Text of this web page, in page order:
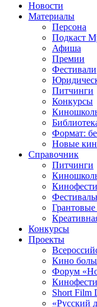
Новости
Материалы
Персона
Подкаст
Афиша
Премии
Фестивали
Питчинги
Конкурсы
Формат:
Новые
Справочник
Питчинги
Конкурсы
Проекты
Кино
Форум
Short Film
«Русский